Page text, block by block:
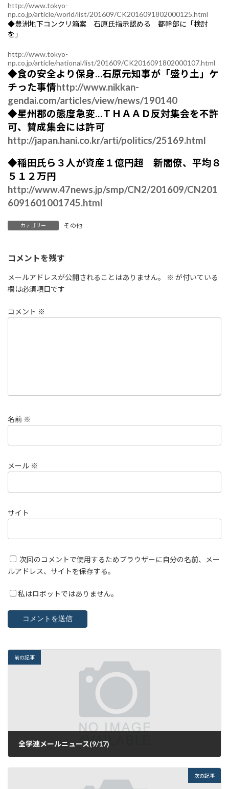
http://www.tokyo-
np.co.jp/article/world/list/201609/CK2016091802000125.html
◆豊洲地下コンクリ箱案 石原氏指示認める 都幹部に「検討
を」
http://www.tokyo-
np.co.jp/article/national/list/201609/CK2016091802000107.html
◆食の安全より保身…石原元知事が「盛り土」ケ
チった事情http://www.nikkan-
gendai.com/articles/view/news/190140
◆星州郡の態度急変…ＴＨＡＡＤ反対集会を不許
可、賛成集会には許可
http://japan.hani.co.kr/arti/politics/25169.html
◆稲田氏ら３人が資産１億円超 新閣僚、平均８
５１２万円
http://www.47news.jp/smp/CN2/201609/CN201
6091601001745.html
カテゴリー その他
コメントを残す
メールアドレスが公開されることはありません。 ※ が付いている
欄は必須項目です
コメント ※
名前 ※
メール ※
サイト
次回のコメントで使用するためブラウザーに自分の名前、メー
ルアドレス、サイトを保存する。
私はロボットではありません。
前の記事
全学連メールニュース(9/17)
次の記事